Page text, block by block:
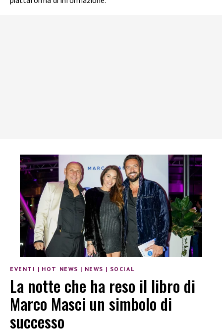
EVENTI | HOT NEWS | NEWS | SOCIAL
La notte che ha reso il libro di
Marco Masci un simbolo di
successo